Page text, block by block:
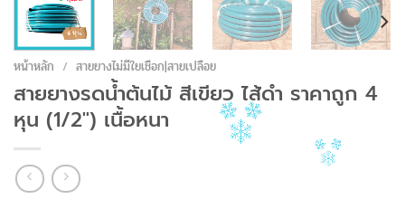
หน้าหลัก / สายยางไม่มีใยเชือก|สายเปลือย
สายยางรดน้ำต้นไม้ สีเขียว ไส้ดำ ราคาถูก 4
หุน (1/2″) เนื้อหนา